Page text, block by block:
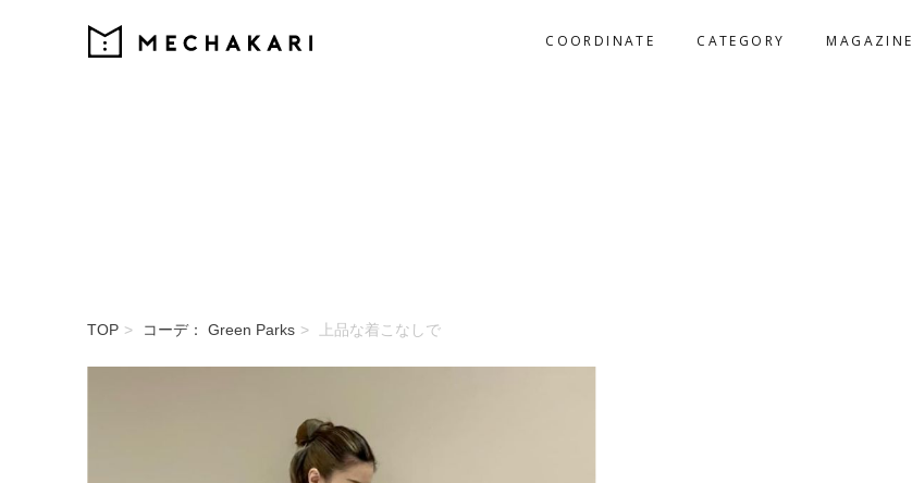
COORDINATE CATEGORY MAGAZINE
TOP コーデ： Green Parks 上品な着こなしで